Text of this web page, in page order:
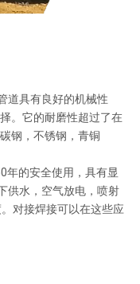
道具有良好的机械性
。它的耐磨性超过了在
钢，不锈钢，青铜
年的安全使用，具有显
供水，空气放电，喷射
对接焊接可以在这些应